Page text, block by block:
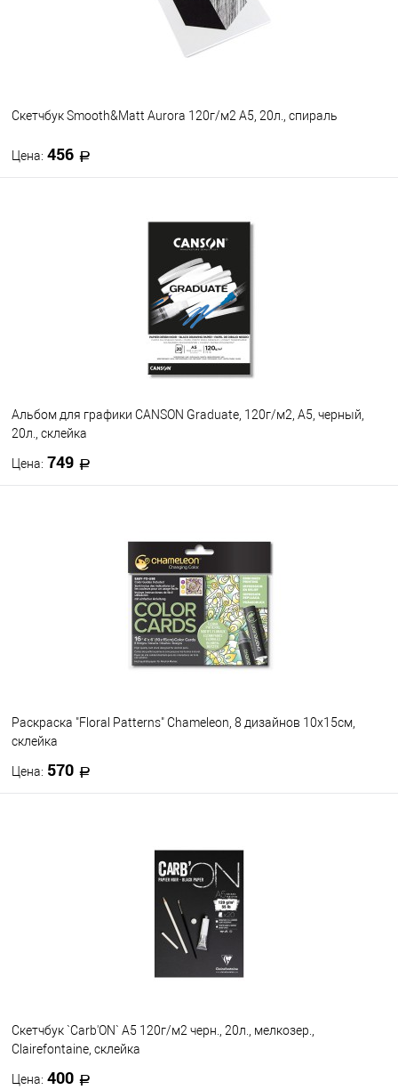
Скетчбук Smooth&Matt Aurora 120г/м2 А5, 20л., спираль
Цена: 456
Альбом для графики CANSON Graduate, 120г/м2, A5, черный,
20л., склейка
Цена: 749
Раскраска "Floral Patterns" Chameleon, 8 дизайнов 10х15см,
склейка
Цена: 570
В наличии
Скетчбук `Carb'ON` А5 120г/м2 черн., 20л., мелкозер.,
Clairefontaine, склейка
Цена: 400